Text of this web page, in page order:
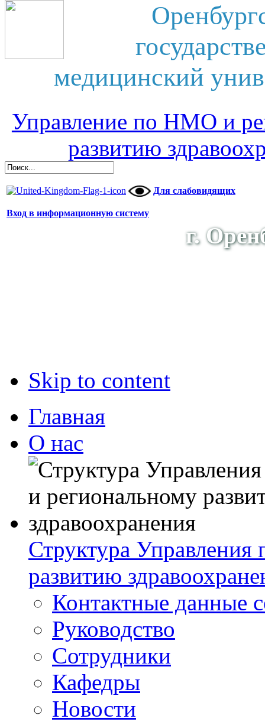
медицинский
Управление по НМО и
развитию
Для слабовидящих
Вход в информационную систему
г.
Skip to content
Главная
О нас
Структура
развитию
Контактные данные
Руководство
Сотрудники
Кафедры
Новости